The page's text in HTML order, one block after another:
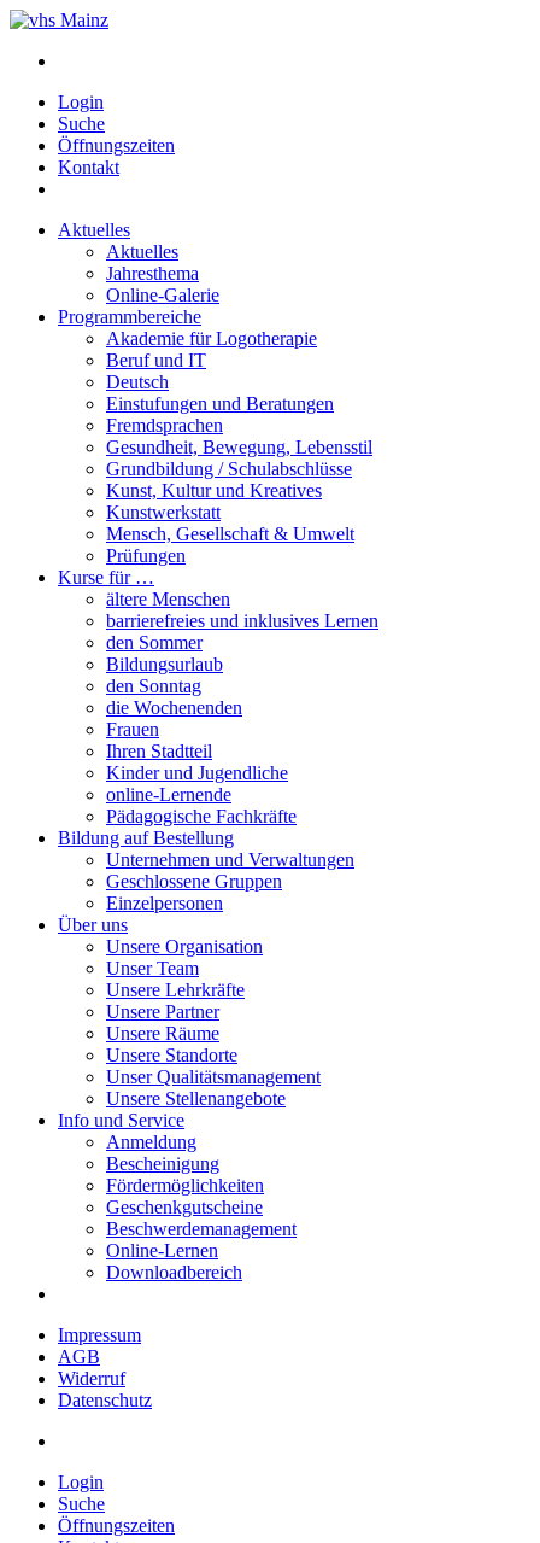
Login
Suche
Öffnungszeiten
Kontakt
Aktuelles
Aktuelles
Jahresthema
Online-Galerie
Programmbereiche
Akademie für Logotherapie
Beruf und IT
Deutsch
Einstufungen und Beratungen
Fremdsprachen
Gesundheit, Bewegung, Lebensstil
Grundbildung / Schulabschlüsse
Kunst, Kultur und Kreatives
Kunstwerkstatt
Mensch, Gesellschaft & Umwelt
Prüfungen
Kurse für …
ältere Menschen
barrierefreies und inklusives Lernen
den Sommer
Bildungsurlaub
den Sonntag
die Wochenenden
Frauen
Ihren Stadtteil
Kinder und Jugendliche
online-Lernende
Pädagogische Fachkräfte
Bildung auf Bestellung
Unternehmen und Verwaltungen
Geschlossene Gruppen
Einzelpersonen
Über uns
Unsere Organisation
Unser Team
Unsere Lehrkräfte
Unsere Partner
Unsere Räume
Unsere Standorte
Unser Qualitätsmanagement
Unsere Stellenangebote
Info und Service
Anmeldung
Bescheinigung
Fördermöglichkeiten
Geschenkgutscheine
Beschwerdemanagement
Online-Lernen
Downloadbereich
Impressum
AGB
Widerruf
Datenschutz
Login
Suche
Öffnungszeiten